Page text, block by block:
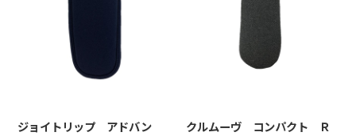
ジョイトリップ アドバン
クルムーヴ コンパクト Ｒ